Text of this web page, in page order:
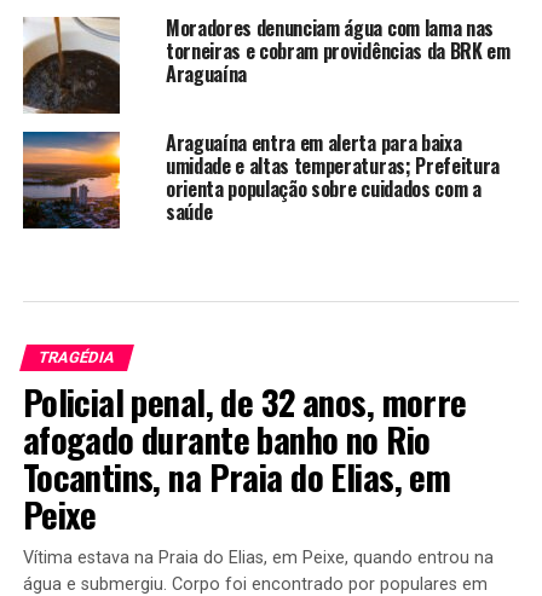
Moradores denunciam água com lama nas
torneiras e cobram providências da BRK em
Araguaína
Araguaína entra em alerta para baixa
umidade e altas temperaturas; Prefeitura
orienta população sobre cuidados com a
saúde
TRAGÉDIA
Policial penal, de 32 anos, morre
afogado durante banho no Rio
Tocantins, na Praia do Elias, em
Peixe
Vítima estava na Praia do Elias, em Peixe, quando entrou na
água e submergiu. Corpo foi encontrado por populares em